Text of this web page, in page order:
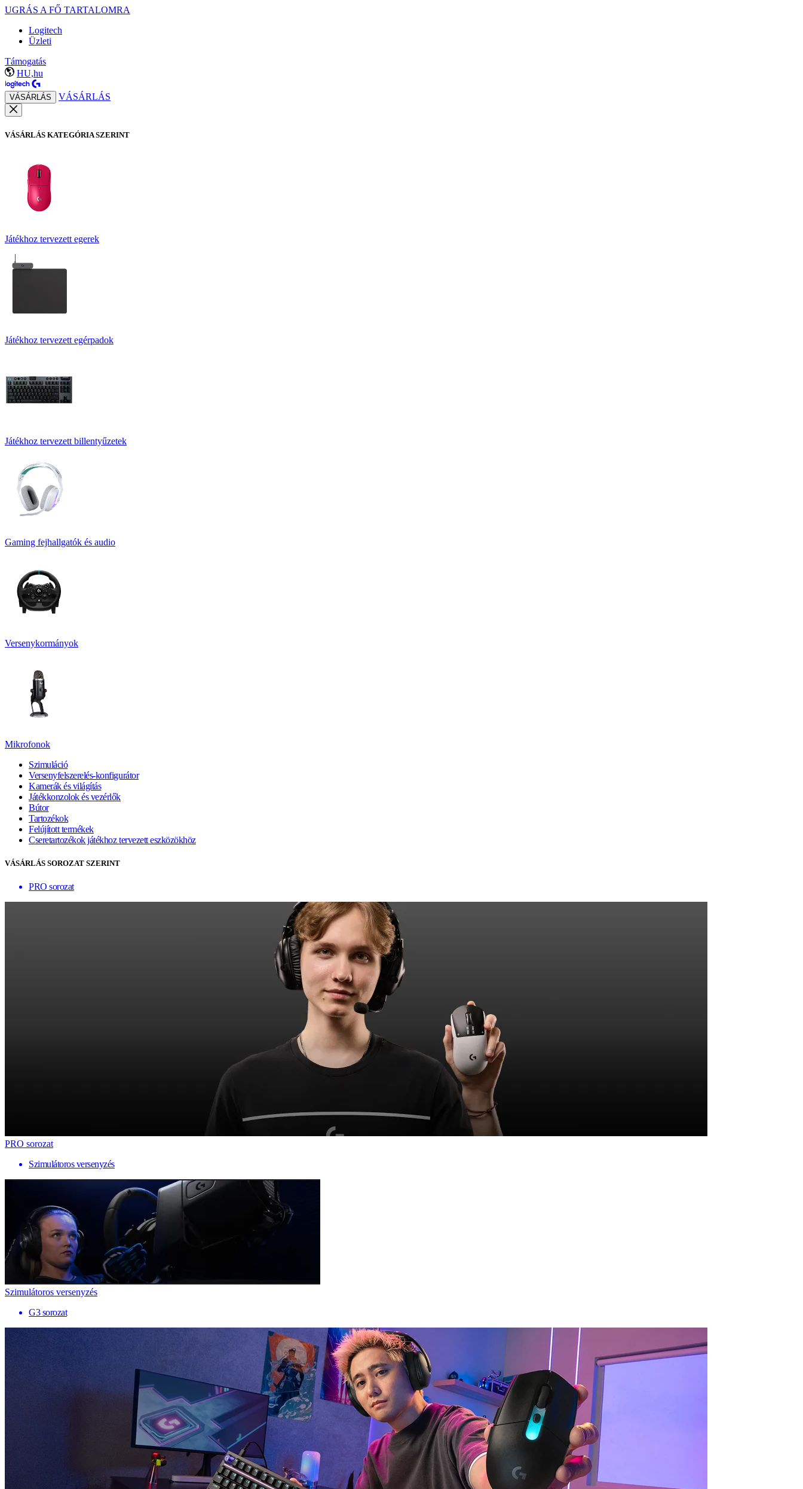
UGRÁS A FŐ TARTALOMRA
Logitech
Üzleti
Támogatás
HU,hu
VÁSÁRLÁS VÁSÁRLÁS
VÁSÁRLÁS KATEGÓRIA SZERINT
Játékhoz tervezett egerek
Játékhoz tervezett egérpadok
Játékhoz tervezett billentyűzetek
Gaming fejhallgatók és audio
Versenykormányok
Mikrofonok
Szimuláció
Versenyfelszerelés-konfigurátor
Kamerák és világítás
Játékkonzolok és vezérlők
Bútor
Tartozékok
Felújított termékek
Cseretartozékok játékhoz tervezett eszközökhöz
VÁSÁRLÁS SOROZAT SZERINT
PRO sorozat
PRO sorozat
Szimulátoros versenyzés
Szimulátoros versenyzés
G3 sorozat